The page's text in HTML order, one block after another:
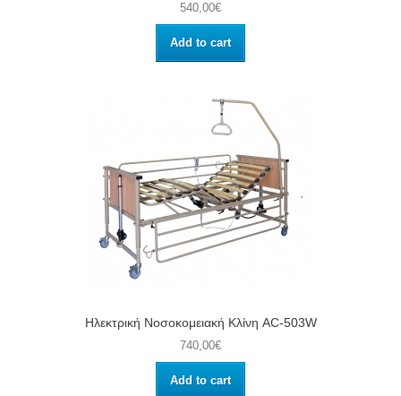
540,00€
Add to cart
Ηλεκτρική Νοσοκομειακή Κλίνη AC-503W
740,00€
Add to cart